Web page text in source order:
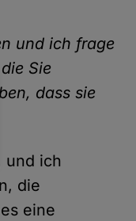
und ich frage
Sie
dass sie
und ich
die
eine